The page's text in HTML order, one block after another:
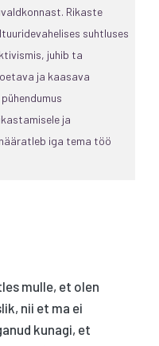
Rikaste
suhtluses
juhib ta
ja kaasava
ja
iga tema töö
mulle, et olen
nii et ma ei
kunagi, et